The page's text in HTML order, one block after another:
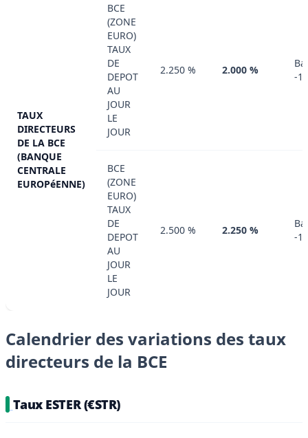
TAUX
DIRECTEURS
DE LA BCE
(BANQUE
CENTRALE
EUROPéENNE)
BCE
(ZONE
EURO)
TAUX
DE
DEPOT
AU
JOUR
LE
JOUR
2.250 % 2.000 %
-
BCE
(ZONE
EURO)
TAUX
DE
DEPOT
AU
JOUR
LE
JOUR
2.500 % 2.250 %
-
Calendrier des variations des taux
directeurs de la BCE
Taux ESTER (€STR)